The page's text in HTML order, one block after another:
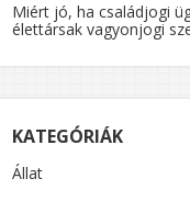
Miért jó, ha családjogi
élettársak vagyonjogi
KATEGÓRIÁK
Állat